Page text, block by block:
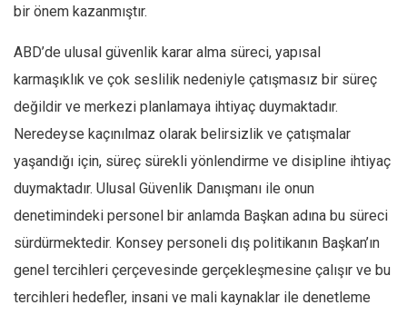
bir önem kazanmıştır.
ABD’de ulusal güvenlik karar alma süreci, yapısal
karmaşıklık ve çok seslilik nedeniyle çatışmasız bir süreç
değildir ve merkezi planlamaya ihtiyaç duymaktadır.
Neredeyse kaçınılmaz olarak belirsizlik ve çatışmalar
yaşandığı için, süreç sürekli yönlendirme ve disipline ihtiyaç
duymaktadır. Ulusal Güvenlik Danışmanı ile onun
denetimindeki personel bir anlamda Başkan adına bu süreci
sürdürmektedir. Konsey personeli dış politikanın Başkan’ın
genel tercihleri çerçevesinde gerçekleşmesine çalışır ve bu
tercihleri hedefler, insani ve mali kaynaklar ile denetleme